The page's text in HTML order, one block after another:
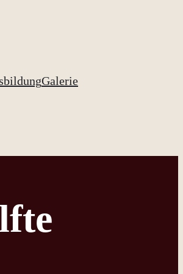
Galerie